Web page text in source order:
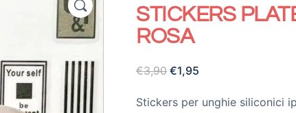
🔍
STICKERS
ROSA
€3,90 €1,95
Stickers per unghie siliconici